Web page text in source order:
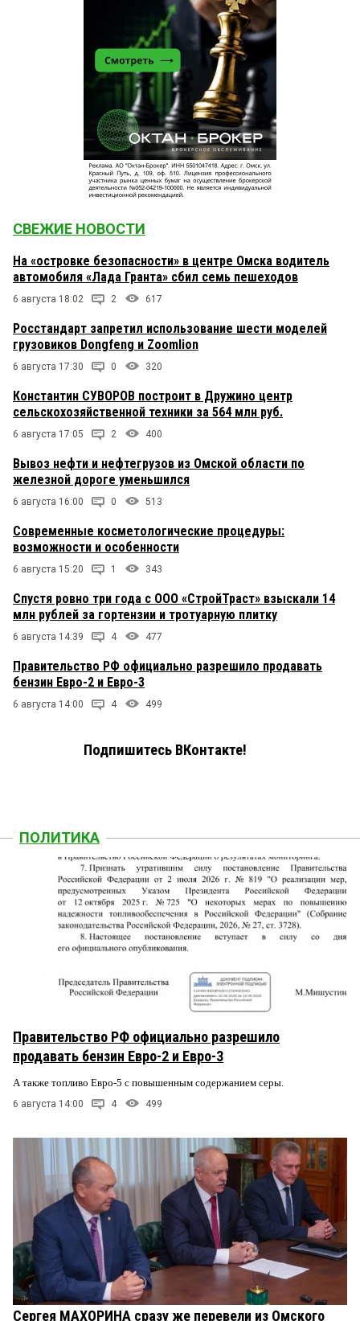
СВЕЖИЕ НОВОСТИ
На «островке безопасности» в центре Омска водитель
автомобиля «Лада Гранта» сбил семь пешеходов
6 августа 18:02 2 617
Росстандарт запретил использование шести моделей
грузовиков Dongfeng и Zoomlion
6 августа 17:30 0 320
Константин СУВОРОВ построит в Дружино центр
сельскохозяйственной техники за 564 млн руб.
6 августа 17:05 2 400
Вывоз нефти и нефтегрузов из Омской области по
железной дороге уменьшился
6 августа 16:00 0 513
Современные косметологические процедуры:
возможности и особенности
6 августа 15:20 1 343
Спустя ровно три года с ООО «СтройТраст» взыскали 14
млн рублей за гортензии и тротуарную плитку
6 августа 14:39 4 477
Правительство РФ официально разрешило продавать
бензин Евро-2 и Евро-3
6 августа 14:00 4 499
Подпишитесь ВКонтакте!
ПОЛИТИКА
Правительство РФ официально разрешило
продавать бензин Евро-2 и Евро-3
А также топливо Евро-5 с повышенным содержанием серы.
6 августа 14:00 4 499
Сергея МАХОРИНА сразу же перевели из Омского